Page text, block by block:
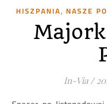
HISZPANIA, NASZE
In-Via /